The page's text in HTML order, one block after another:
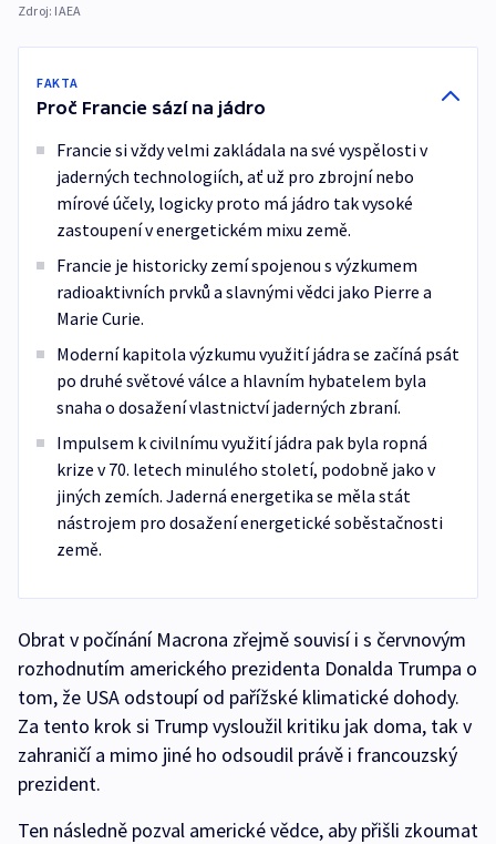
Zdroj: IAEA
FAKTA
Proč Francie sází na jádro
Francie si vždy velmi zakládala na své vyspělosti v
jaderných technologiích, ať už pro zbrojní nebo
mírové účely, logicky proto má jádro tak vysoké
zastoupení v energetickém mixu země.
Francie je historicky zemí spojenou s výzkumem
radioaktivních prvků a slavnými vědci jako Pierre a
Marie Curie.
Moderní kapitola výzkumu využití jádra se začíná psát
po druhé světové válce a hlavním hybatelem byla
snaha o dosažení vlastnictví jaderných zbraní.
Impulsem k civilnímu využití jádra pak byla ropná
krize v 70. letech minulého století, podobně jako v
jiných zemích. Jaderná energetika se měla stát
nástrojem pro dosažení energetické soběstačnosti
země.
Obrat v počínání Macrona zřejmě souvisí i s červnovým
rozhodnutím amerického prezidenta Donalda Trumpa o
tom, že USA odstoupí od pařížské klimatické dohody.
Za tento krok si Trump vysloužil kritiku jak doma, tak v
zahraničí a mimo jiné ho odsoudil právě i francouzský
prezident.
Ten následně pozval americké vědce, aby přišli zkoumat